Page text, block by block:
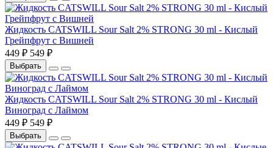
Жидкость CATSWILL Sour Salt 2% STRONG 30 ml - Кислый
Грейпфрут с Вишней
449 ₽ 549 ₽
Выбрать
Жидкость CATSWILL Sour Salt 2% STRONG 30 ml - Кислый
Виноград с Лаймом
449 ₽ 549 ₽
Выбрать